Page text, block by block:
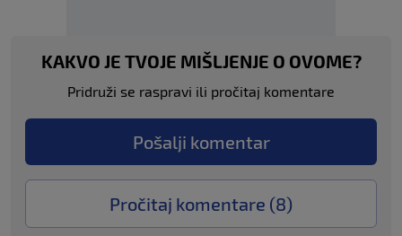
KAKVO JE TVOJE MIŠLJENJE O OVOME?
Pridruži se raspravi ili pročitaj komentare
Pošalji komentar
Pročitaj komentare (8)